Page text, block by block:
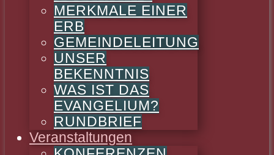
MERKMALE EINER
ERB
GEMEINDELEITUNG
UNSER
BEKENNTNIS
WAS IST DAS
EVANGELIUM?
RUNDBRIEF
Veranstaltungen